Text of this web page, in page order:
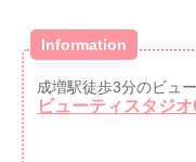
Information
成増駅徒歩3分のビュ
ビューティスタジ